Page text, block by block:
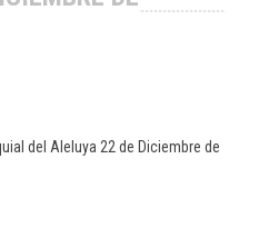
del Aleluya 22 de Diciembre de